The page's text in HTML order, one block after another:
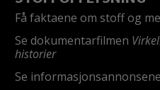
Få faktaene om stoff og
Se dokumentarfilmen
historier
Se